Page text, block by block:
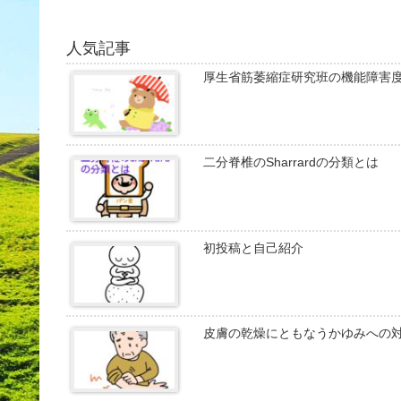
人気記事
厚生省筋萎縮症研究班の機能障害
二分脊椎のSharrardの分類とは
初投稿と自己紹介
皮膚の乾燥にともなうかゆみへの